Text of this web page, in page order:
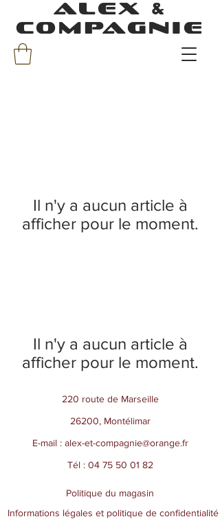
ALEX &
COMPAGNIE
Il n'y a aucun article à
afficher pour le moment.
Il n'y a aucun article à
afficher pour le moment.
220 route de Marseille
26200, Montélimar
E-mail : alex-et-compagnie@orange.fr
Tél : 04 75 50 01 82
Politique du magasin
Informations légales et politique de confidentialité